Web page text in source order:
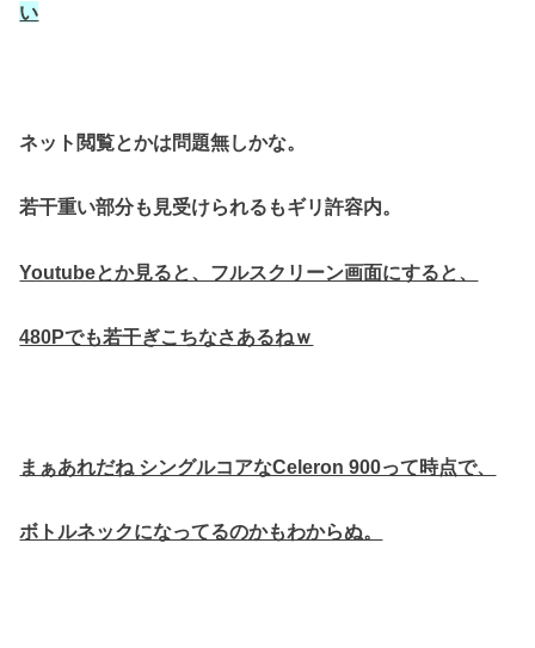
い
ネット閲覧とかは問題無しかな。
若干重い部分も見受けられるもギリ許容内。
Youtubeとか見ると、フルスクリーン画面にすると、
480Pでも若干ぎこちなさあるねｗ
まぁあれだね シングルコアなCeleron 900って時点で、
ボトルネックになってるのかもわからぬ。